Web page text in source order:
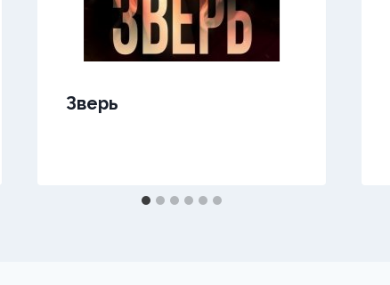
Зверь